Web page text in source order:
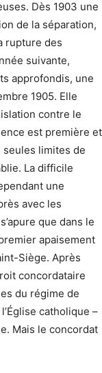
Dès 1903 une
de la séparation,
rupture des
suivante,
approfondis, une
1905. Elle
contre le
est première et
limites de
La difficile
une
avec les
que dans le
apaisement
Siège. Après
concordataire
du régime de
catholique –
Mais le concordat